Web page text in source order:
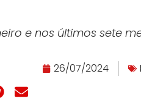
e nos últimos sete
26/07/2024